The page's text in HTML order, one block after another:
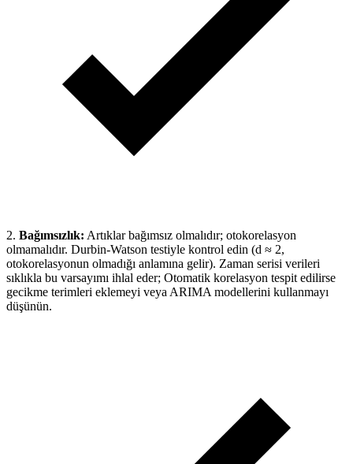
2. Bağımsızlık: Artıklar bağımsız olmalıdır; otokorelasyon
olmamalıdır. Durbin-Watson testiyle kontrol edin (d ≈ 2,
otokorelasyonun olmadığı anlamına gelir). Zaman serisi verileri
sıklıkla bu varsayımı ihlal eder; Otomatik korelasyon tespit edilirse
gecikme terimleri eklemeyi veya ARIMA modellerini kullanmayı
düşünün.